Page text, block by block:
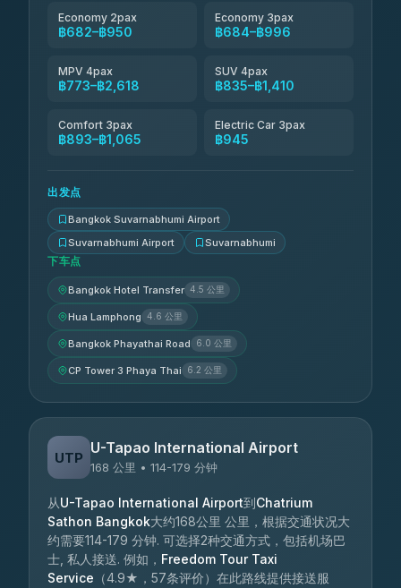
Economy 2pax
฿682–฿950
Economy 3pax
฿684–฿996
MPV 4pax
฿773–฿2,618
SUV 4pax
฿835–฿1,410
Comfort 3pax
฿893–฿1,065
Electric Car 3pax
฿945
出发点
Bangkok Suvarnabhumi Airport
Suvarnabhumi Airport
Suvarnabhumi
下车点
Bangkok Hotel Transfer 4.5 公里
Hua Lamphong 4.6 公里
Bangkok Phayathai Road 6.0 公里
CP Tower 3 Phaya Thai 6.2 公里
UTP
U-Tapao International Airport
168 公里 • 114-179 分钟
从U-Tapao International Airport到Chatrium
Sathon Bangkok大约168公里 公里，根据交通状况大
约需要114-179 分钟. 可选择2种交通方式，包括机场巴
士, 私人接送. 例如， Freedom Tour Taxi
Service （4.9★，57条评价）在此路线提供接送服